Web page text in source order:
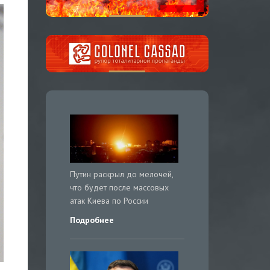
Путин раскрыл до мелочей,
что будет после массовых
атак Киева по России
Подробнее